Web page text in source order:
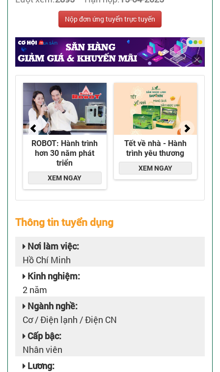
Nộp đơn ứng tuyển trực tuyến
Thông tin tuyển dụng
Nơi làm việc:
Hồ Chí Minh
Kinh nghiệm:
2 năm
Ngành nghề:
Cơ / Điện lạnh / Điện CN
Cấp bậc:
Nhân viên
Lương: